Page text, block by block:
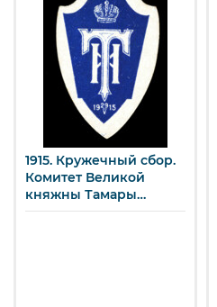
1915. Кружечный сбор.
Комитет Великой
княжны Тамары
Николаевны.